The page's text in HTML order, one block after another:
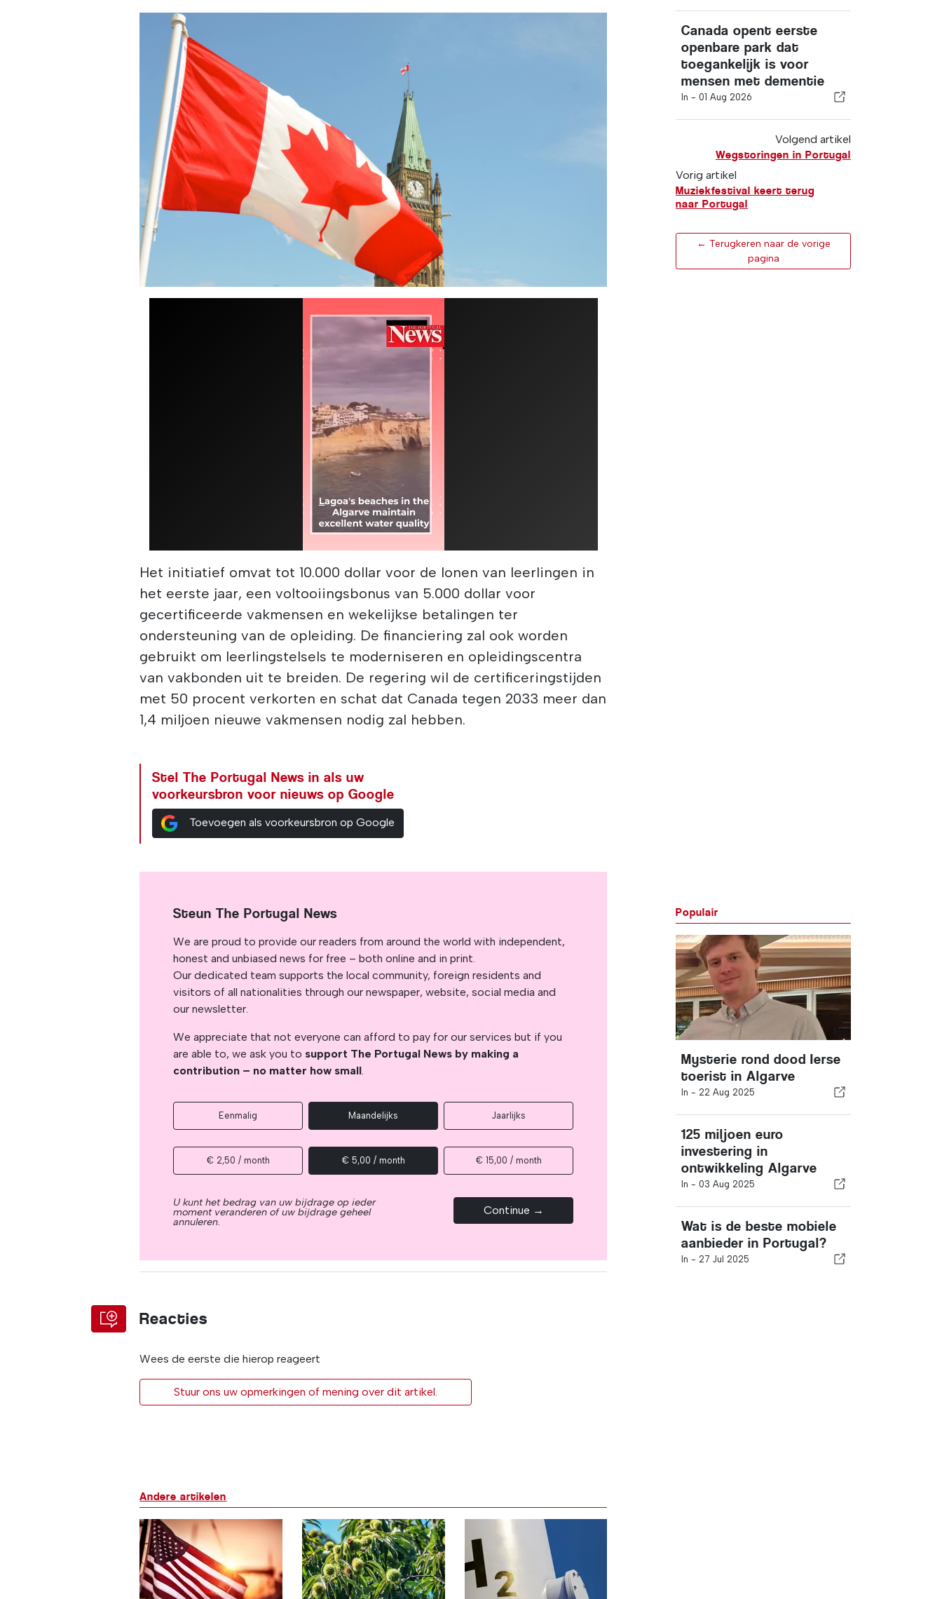
Het initiatief omvat tot 10.000 dollar voor de lonen van leerlingen in
het eerste jaar, een voltooiingsbonus van 5.000 dollar voor
gecertificeerde vakmensen en wekelijkse betalingen ter
ondersteuning van de opleiding. De financiering zal ook worden
gebruikt om leerlingstelsels te moderniseren en opleidingscentra
van vakbonden uit te breiden. De regering wil de certificeringstijden
met 50 procent verkorten en schat dat Canada tegen 2033 meer dan
1,4 miljoen nieuwe vakmensen nodig zal hebben.
Stel The Portugal News in als uw
voorkeursbron voor nieuws op Google
Toevoegen als voorkeursbron op Google
Canada opent eerste
openbare park dat
toegankelijk is voor
mensen met dementie
In - 01 Aug 2026
Volgend artikel
Wegstoringen in Portugal
Vorig artikel
Muziekfestival keert terug
naar Portugal
← Terugkeren naar de vorige
pagina
Steun The Portugal News
We are proud to provide our readers from around the world with independent,
honest and unbiased news for free – both online and in print.
Our dedicated team supports the local community, foreign residents and
visitors of all nationalities through our newspaper, website, social media and
our newsletter.
We appreciate that not everyone can afford to pay for our services but if you
are able to, we ask you to support The Portugal News by making a
contribution – no matter how small.
Eenmalig Maandelijks Jaarlijks
€ 2,50 / month € 5,00 / month € 15,00 / month
U kunt het bedrag van uw bijdrage op ieder
moment veranderen of uw bijdrage geheel
annuleren.
Continue →
Reacties
Wees de eerste die hierop reageert
Stuur ons uw opmerkingen of mening over dit artikel.
Populair
Mysterie rond dood Ierse
toerist in Algarve
In - 22 Aug 2025
125 miljoen euro
investering in
ontwikkeling Algarve
In - 03 Aug 2025
Wat is de beste mobiele
aanbieder in Portugal?
In - 27 Jul 2025
Andere artikelen